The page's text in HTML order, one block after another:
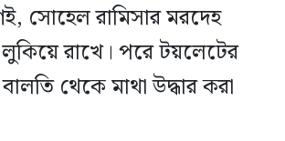
সোহেল রামিসার মরদেহ
লুকিয়ে রাখে। পরে টয়লেটের
থেকে মাথা উদ্ধার করা